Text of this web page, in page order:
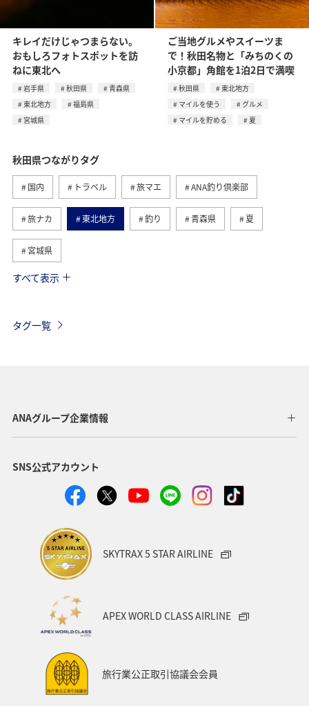
キレイだけじゃつまらない。
おもしろフォトスポットを訪
ねに東北へ
岩手県 秋田県
青森県
東北地方
福島県
宮城県
ご当地グルメやスイーツま
で！秋田名物と「みちのくの
小京都」角館を1泊2日で満喫
秋田県
東北地方
マイルを使う
グルメ
マイルを貯める
夏
秋田県つながりタグ
国内 トラベル 旅マエ ANA釣り倶楽部
旅ナカ 東北地方 釣り 青森県 夏
宮城県
グルメ
長崎県 沖縄県 自然・植物 神奈川県
兵庫県 お祭り・イベント
フォトジェニックな写真を撮る 福島県 茨城県
ANAグルメマイル
趣味 日本の歴史・文化・芸術
マイルを使う
すべて表示
タグ一覧
ANAグループ企業情報
SNS公式アカウント
SKYTRAX 5 STAR AIRLINE
APEX WORLD CLASS AIRLINE
旅行業公正取引協議会会員